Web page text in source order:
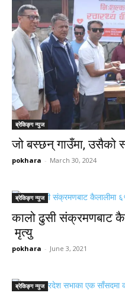
ब्रेकिङ्ग न्युज
जो बस्छन् गाउँमा, उसैको
pokhara - March 30, 2024
ब्रेकिङ्ग न्युज
कालो ढुसी संक्रमणबाट
मृत्यु
pokhara - June 3, 2021
ब्रेकिङ्ग न्युज